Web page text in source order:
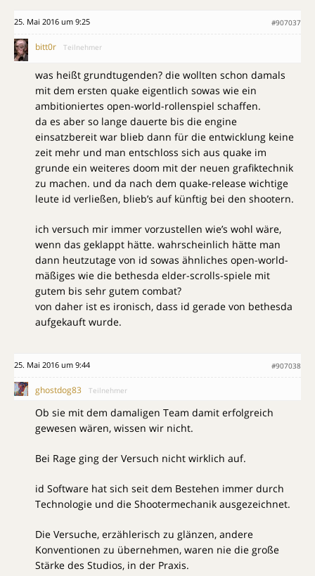
25. Mai 2016 um 9:25 #907037
bitt0r Teilnehmer
was heißt grundtugenden? die wollten schon damals
mit dem ersten quake eigentlich sowas wie ein
ambitioniertes open-world-rollenspiel schaffen.
da es aber so lange dauerte bis die engine
einsatzbereit war blieb dann für die entwicklung keine
zeit mehr und man entschloss sich aus quake im
grunde ein weiteres doom mit der neuen grafiktechnik
zu machen. und da nach dem quake-release wichtige
leute id verließen, blieb’s auf künftig bei den shootern.
ich versuch mir immer vorzustellen wie’s wohl wäre,
wenn das geklappt hätte. wahrscheinlich hätte man
dann heutzutage von id sowas ähnliches open-world-
mäßiges wie die bethesda elder-scrolls-spiele mit
gutem bis sehr gutem combat?
von daher ist es ironisch, dass id gerade von bethesda
aufgekauft wurde.
25. Mai 2016 um 9:44 #907038
ghostdog83 Teilnehmer
Ob sie mit dem damaligen Team damit erfolgreich
gewesen wären, wissen wir nicht.
Bei Rage ging der Versuch nicht wirklich auf.
id Software hat sich seit dem Bestehen immer durch
Technologie und die Shootermechanik ausgezeichnet.
Die Versuche, erzählerisch zu glänzen, andere
Konventionen zu übernehmen, waren nie die große
Stärke des Studios, in der Praxis.